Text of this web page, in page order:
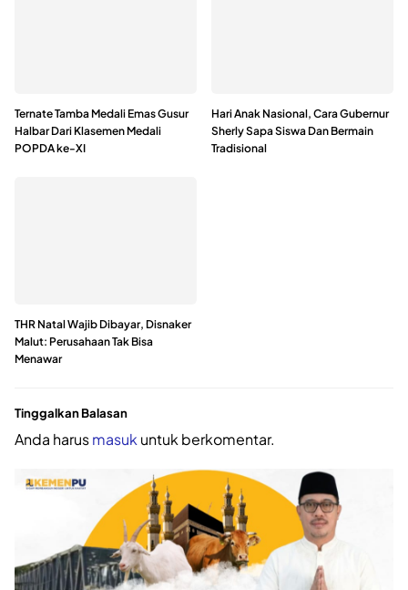
Ternate Tamba Medali Emas Gusur
Halbar Dari Klasemen Medali
POPDA ke-XI
Hari Anak Nasional, Cara Gubernur
Sherly Sapa Siswa Dan Bermain
Tradisional
THR Natal Wajib Dibayar, Disnaker
Malut: Perusahaan Tak Bisa
Menawar
Tinggalkan Balasan
Anda harusmasukuntuk berkomentar.